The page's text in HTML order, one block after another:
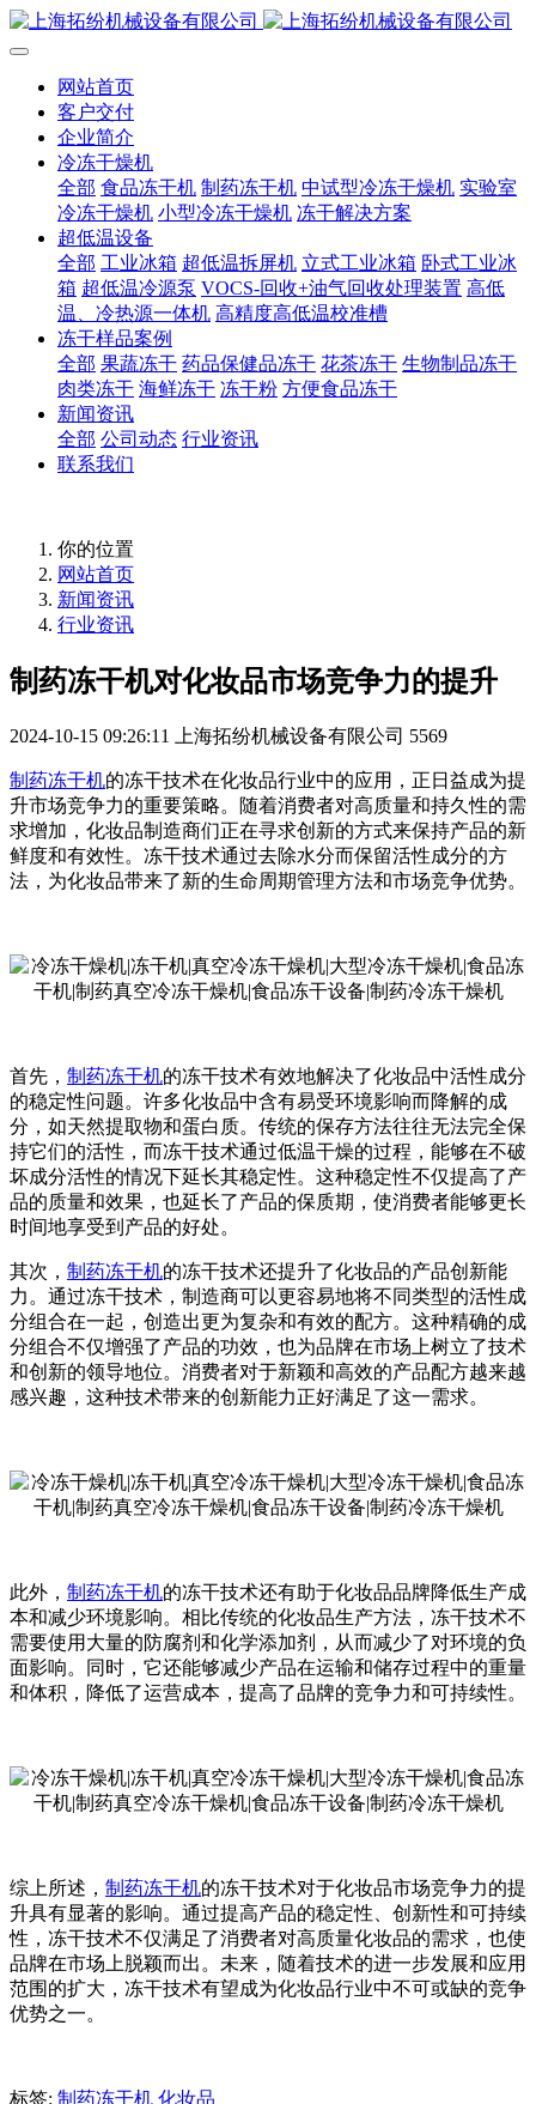
网站首页
客户交付
企业简介
冷冻干燥机
全部 食品冻干机 制药冻干机 中试型冷冻干燥机 实验室
冷冻干燥机 小型冷冻干燥机 冻干解决方案
超低温设备
全部 工业冰箱 超低温拆屏机 立式工业冰箱 卧式工业冰
箱 超低温冷源泵 VOCS-回收+油气回收处理装置 高低
温、冷热源一体机 高精度高低温校准槽
冻干样品案例
全部 果蔬冻干 药品保健品冻干 花茶冻干 生物制品冻干
肉类冻干 海鲜冻干 冻干粉 方便食品冻干
新闻资讯
全部 公司动态 行业资讯
联系我们
你的位置
网站首页
新闻资讯
行业资讯
制药冻干机对化妆品市场竞争力的提升
2024-10-15 09:26:11 上海拓纷机械设备有限公司 5569
制药冻干机的冻干技术在化妆品行业中的应用，正日益成为提
升市场竞争力的重要策略。随着消费者对高质量和持久性的需
求增加，化妆品制造商们正在寻求创新的方式来保持产品的新
鲜度和有效性。冻干技术通过去除水分而保留活性成分的方
法，为化妆品带来了新的生命周期管理方法和市场竞争优势。
首先， 制药冻干机的冻干技术有效地解决了化妆品中活性成分
的稳定性问题。许多化妆品中含有易受环境影响而降解的成
分，如天然提取物和蛋白质。传统的保存方法往往无法完全保
持它们的活性，而冻干技术通过低温干燥的过程，能够在不破
坏成分活性的情况下延长其稳定性。这种稳定性不仅提高了产
品的质量和效果，也延长了产品的保质期，使消费者能够更长
时间地享受到产品的好处。
其次， 制药冻干机的冻干技术还提升了化妆品的产品创新能
力。通过冻干技术，制造商可以更容易地将不同类型的活性成
分组合在一起，创造出更为复杂和有效的配方。这种精确的成
分组合不仅增强了产品的功效，也为品牌在市场上树立了技术
和创新的领导地位。消费者对于新颖和高效的产品配方越来越
感兴趣，这种技术带来的创新能力正好满足了这一需求。
此外， 制药冻干机的冻干技术还有助于化妆品品牌降低生产成
本和减少环境影响。相比传统的化妆品生产方法，冻干技术不
需要使用大量的防腐剂和化学添加剂，从而减少了对环境的负
面影响。同时，它还能够减少产品在运输和储存过程中的重量
和体积，降低了运营成本，提高了品牌的竞争力和可持续性。
综上所述， 制药冻干机的冻干技术对于化妆品市场竞争力的提
升具有显著的影响。通过提高产品的稳定性、创新性和可持续
性，冻干技术不仅满足了消费者对高质量化妆品的需求，也使
品牌在市场上脱颖而出。未来，随着技术的进一步发展和应用
范围的扩大，冻干技术有望成为化妆品行业中不可或缺的竞争
优势之一。
标签: 制药冻干机 化妆品